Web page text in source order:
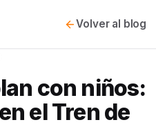
Volver al blog
con niños:
el Tren de